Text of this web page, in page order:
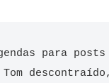
para